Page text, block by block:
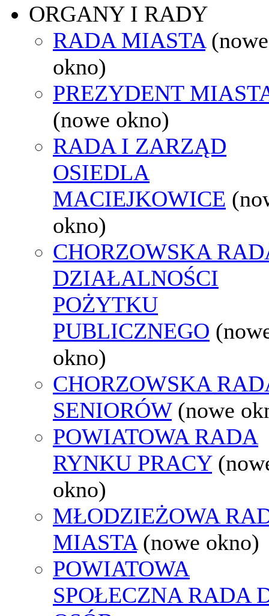
ORGANY I RADY
RADA MIASTA (nowe
okno)
PREZYDENT
(nowe okno)
RADA I ZARZĄD
OSIEDLA
MACIEJKOWICE
okno)
CHORZOWSKA
DZIAŁALNOŚCI
POŻYTKU
PUBLICZNEGO
okno)
CHORZOWSKA
SENIORÓW (nowe
POWIATOWA RADA
RYNKU PRACY
okno)
MŁODZIEŻOWA
MIASTA (nowe okno)
POWIATOWA
SPOŁECZNA RADA